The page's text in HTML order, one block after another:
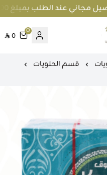
عند الطلب بمبلغ 100 ريال واكثر داخل جدة و 200 ريال واكثر برا جدة
فيفا
0
0
قسم الحلويات